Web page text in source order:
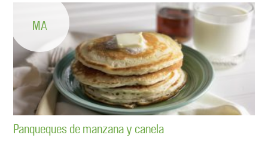
MA
Panqueques de manzana y canela